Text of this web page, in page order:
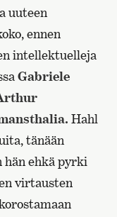
uuteen
ennen
intellektuelleja
Gabriele
Hahl
tänään
ehkä pyrki
virtausten